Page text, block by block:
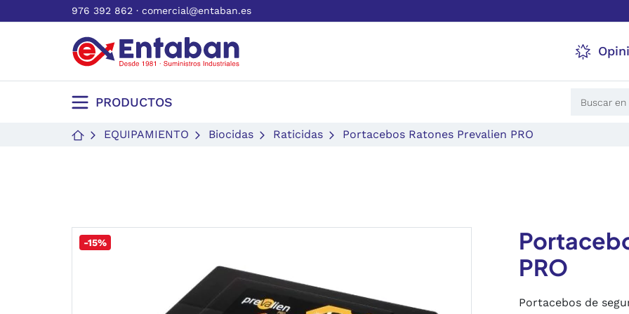
976 392 862 · comercial@entaban.es
PRODUCTOS
EQUIPAMIENTO Biocidas Raticidas Portacebos Ratones Prevalien PRO
-15%
PRO
Portacebos de